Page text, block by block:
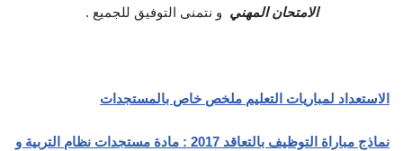
الامتحان المهني و نتمنى التوفيق للجميع .
الاستعداد لمباريات التعليم ملخص خاص بالمستجدات
نماذج مباراة التوظيف بالتعاقد 2017 : مادة مستجدات نظام التربية و